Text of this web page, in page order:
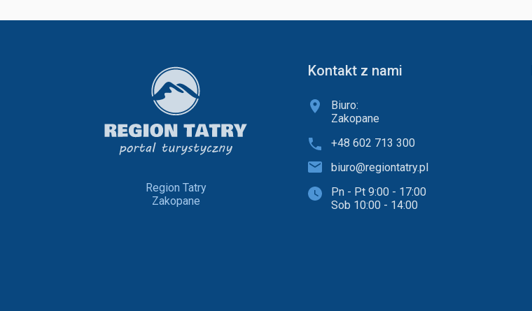
Region Tatry
Zakopane
Kontakt z nami
Biuro:
Zakopane
+48 602 713 300
biuro@regiontatry.pl
Pn - Pt 9:00 - 17:00
Sob 10:00 - 14:00